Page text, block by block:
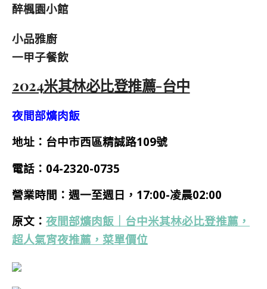
醉楓園小館
小品雅廚
一甲子餐飲
2024米其林必比登推薦-台中
夜間部爌肉飯
地址：台中市西區精誠路109號
電話： 04-2320-0735
營業時間： 週一至週日，17:00-凌晨02:00
原文： 夜間部爌肉飯｜台中米其林必比登推薦，
超人氣宵夜推薦，菜單價位